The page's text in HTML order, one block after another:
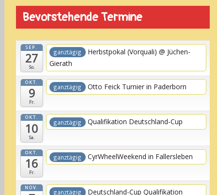
Bevorstehende Termine
SEP.
27
So.
ganztägig Herbstpokal (Vorquali) @ Jüchen-
Gierath
OKT.
9
Fr.
ganztägig Otto Feick Turnier in Paderborn
OKT.
10
Sa.
ganztägig Qualifikation Deutschland-Cup
OKT.
16
Fr.
ganztägig CyrWheelWeekend in Fallersleben
NOV.
ganztägig Deutschland-Cup Qualifikation